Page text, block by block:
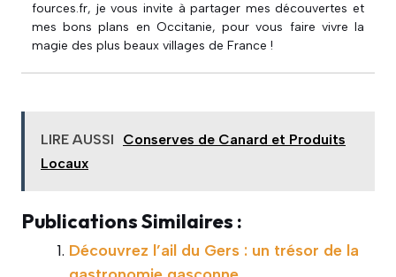
fources.fr, je vous invite à partager mes découvertes et
mes bons plans en Occitanie, pour vous faire vivre la
magie des plus beaux villages de France !
LIRE AUSSI
Conserves de Canard et Produits
Locaux
Publications Similaires :
Découvrez l’ail du Gers : un trésor de la